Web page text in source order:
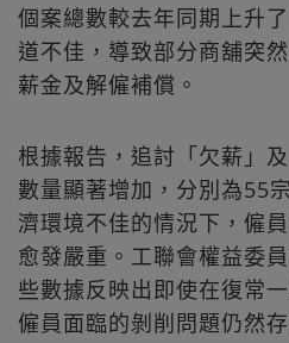
個案總數較去年同期上升
道不佳，導致部分商舖突
薪金及解僱補償。
根據報告，追討「欠薪」
數量顯著增加，分別為55
濟環境不佳的情況下，僱
愈發嚴重。工聯會權益委
些數據反映出即使在復常
僱員面臨的剝削問題仍然存